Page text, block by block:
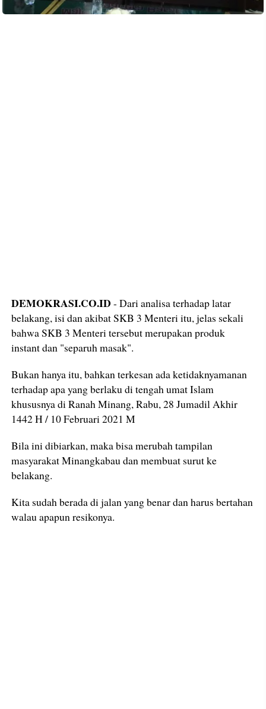
DEMOKRASI.CO.ID - Dari analisa terhadap latar
belakang, isi dan akibat SKB 3 Menteri itu, jelas sekali
bahwa SKB 3 Menteri tersebut merupakan produk
instant dan "separuh masak".
Bukan hanya itu, bahkan terkesan ada ketidaknyamanan
terhadap apa yang berlaku di tengah umat Islam
khususnya di Ranah Minang, Rabu, 28 Jumadil Akhir
1442 H / 10 Februari 2021 M
Bila ini dibiarkan, maka bisa merubah tampilan
masyarakat Minangkabau dan membuat surut ke
belakang.
Kita sudah berada di jalan yang benar dan harus bertahan
walau apapun resikonya.